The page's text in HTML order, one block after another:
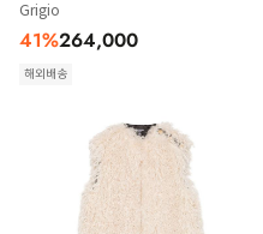
Grigio
41%264,000
해외배송